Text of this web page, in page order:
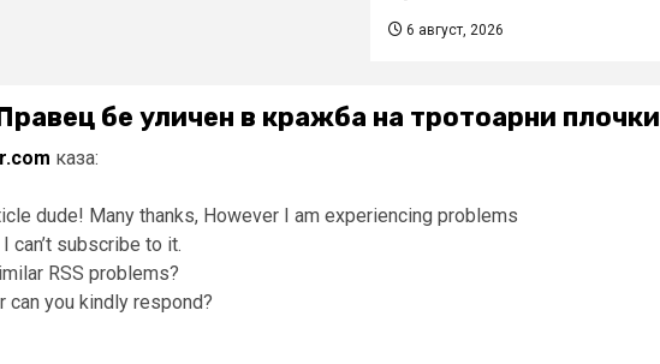
6 август, 2026
бе уличен в кражба на тротоарни плочки
каза:
dude! Many thanks, However I am experiencing problems
can’t subscribe to it.
RSS problems?
can you kindly respond?